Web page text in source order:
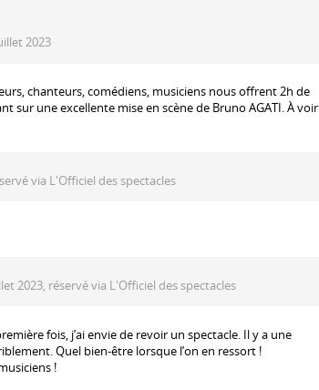
2023
chanteurs, comédiens, musiciens nous offrent 2h de
une excellente mise en scène de Bruno AGATI. À voir
via L'Officiel des spectacles
2023, réservé via L'Officiel des spectacles
fois, j’ai envie de revoir un spectacle. Il y a une
Quel bien-être lorsque l’on en ressort !
!